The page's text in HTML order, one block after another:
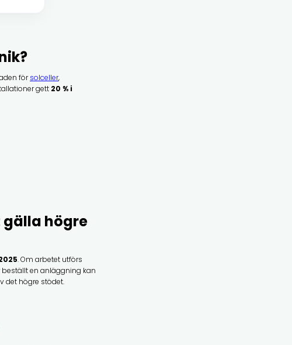
försolceller,
gett 20 % i
högre
. Om arbetet utförs
en anläggning kan
det högre stödet.